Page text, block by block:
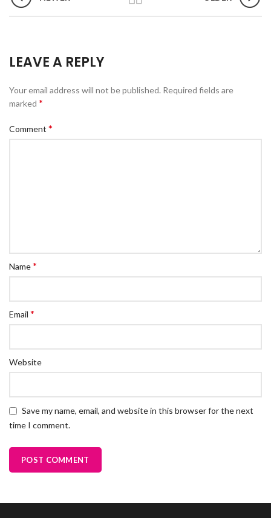
LEAVE A REPLY
Your email address will not be published. Required fields are
marked *
Comment *
Name*
Email *
Website
Save my name, email, and website in this browser for the next
time I comment.